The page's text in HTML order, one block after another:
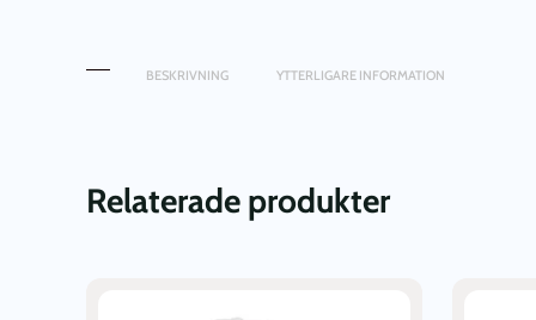
BESKRIVNING YTTERLIGARE INFORMATION
Relaterade produkter